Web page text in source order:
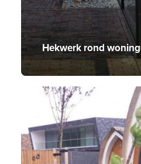
Hekwerk rond woning